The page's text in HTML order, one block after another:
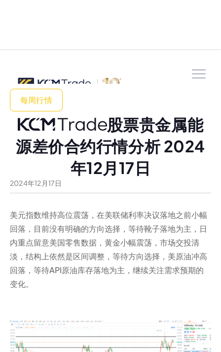
每周行情
股票贵金属能
源差价合约行情分析 2024
年12月17日
2024年12 月17日
美元指数维持高位震荡，在美联储利率决议落地之前小幅
回落，目前没有明确的方向选择，等待靴子落地为主，日
内重点留意美国零售数据，黄金小幅震荡，市场交投清
淡，结构上依然是区间调整，等待方向选择，美原油冲高
回落，等待API原油库存落地为主，继续关注需求预期的
变化。